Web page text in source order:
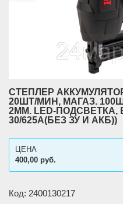
СТЕПЛЕР
20ШТ/МИН, МАГАЗ.
2ММ. LED-ПОДСВЕТКА,
30/625A(БЕЗ ЗУ И АКБ))
400,00 руб.
ЦЕНА
Код: 2400130217